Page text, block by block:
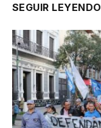
SEGUIR LEYENDO